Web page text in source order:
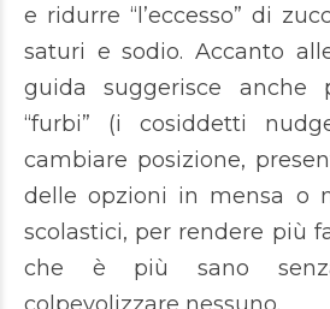
e ridurre “l’eccesso” di
saturi e sodio. Accanto
guida suggerisce anche
“furbi” (i cosiddetti
cambiare posizione,
delle opzioni in mensa o
scolastici, per rendere più
che è più sano